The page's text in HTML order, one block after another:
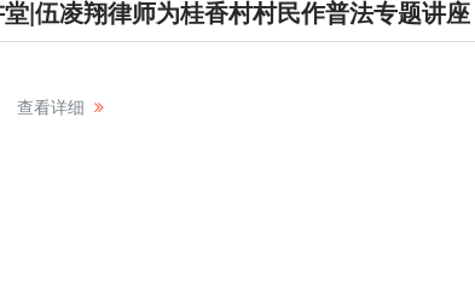
|伍凌翔律师为桂香村村民作普法专题讲座
查看详细